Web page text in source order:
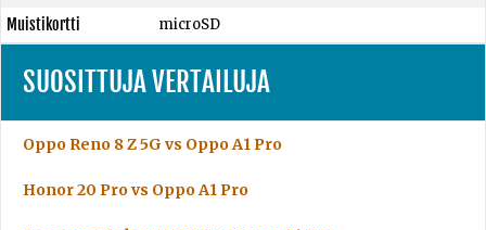
Muistikortti
microSD
SUOSITTUJA VERTAILUJA
Oppo Reno 8 Z 5G vs Oppo A1 Pro
Honor 20 Pro vs Oppo A1 Pro